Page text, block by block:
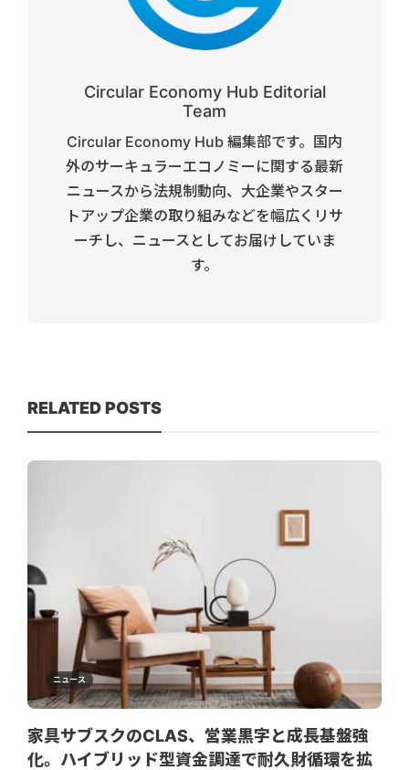
Circular Economy Hub Editorial
Team
Circular Economy Hub 編集部です。国内
外のサーキュラーエコノミーに関する最新
ニュースから法規制動向、大企業やスター
トアップ企業の取り組みなどを幅広くリサ
ーチし、ニュースとしてお届けしていま
す。
RELATED POSTS
ニュース
家具サブスクのCLAS、営業黒字と成長基盤強
化。ハイブリッド型資金調達で耐久財循環を拡